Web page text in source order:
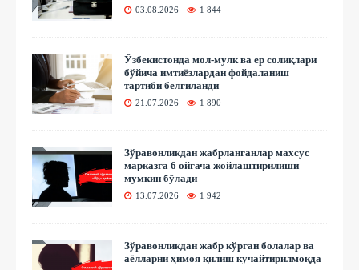
03.08.2026 1 844
Ўзбекистонда мол-мулк ва ер солиқлари
бўйича имтиёзлардан фойдаланиш
тартиби белгиланди
21.07.2026 1 890
Зўравонликдан жабрланганлар махсус
марказга 6 ойгача жойлаштирилиши
мумкин бўлади
13.07.2026 1 942
Зўравонликдан жабр кўрган болалар ва
аёлларни ҳимоя қилиш кучайтирилмоқда